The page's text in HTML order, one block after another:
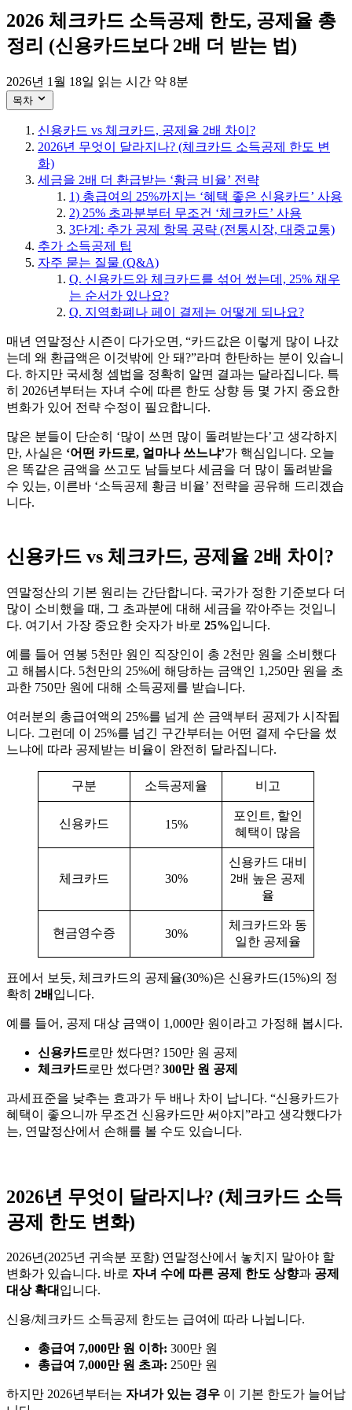
2026 체크카드 소득공제 한도, 공제율 총
정리 (신용카드보다 2배 더 받는 법)
2026년 1월 18일 읽는 시간 약 8분
목차
신용카드 vs 체크카드, 공제율 2배 차이?
2026년 무엇이 달라지나? (체크카드 소득공제 한도 변
화)
세금을 2배 더 환급받는 ‘황금 비율’ 전략
1) 총급여의 25%까지는 ‘혜택 좋은 신용카드’ 사용
2) 25% 초과분부터 무조건 ‘체크카드’ 사용
3단계: 추가 공제 항목 공략 (전통시장, 대중교통)
추가 소득공제 팁
자주 묻는 질물 (Q&A)
Q. 신용카드와 체크카드를 섞어 썼는데, 25% 채우
는 순서가 있나요?
Q. 지역화폐나 페이 결제는 어떻게 되나요?
매년 연말정산 시즌이 다가오면, “카드값은 이렇게 많이 나갔
는데 왜 환급액은 이것밖에 안 돼?”라며 한탄하는 분이 있습니
다. 하지만 국세청 셈법을 정확히 알면 결과는 달라집니다. 특
히 2026년부터는 자녀 수에 따른 한도 상향 등 몇 가지 중요한
변화가 있어 전략 수정이 필요합니다.
많은 분들이 단순히 ‘많이 쓰면 많이 돌려받는다’고 생각하지
만, 사실은 ‘어떤 카드로, 얼마나 쓰느냐’가 핵심입니다. 오늘
은 똑같은 금액을 쓰고도 남들보다 세금을 더 많이 돌려받을
수 있는, 이른바 ‘소득공제 황금 비율’ 전략을 공유해 드리겠습
니다.
신용카드 vs 체크카드, 공제율 2배 차이?
연말정산의 기본 원리는 간단합니다. 국가가 정한 기준보다 더
많이 소비했을 때, 그 초과분에 대해 세금을 깎아주는 것입니
다. 여기서 가장 중요한 숫자가 바로 25%입니다.
예를 들어 연봉 5천만 원인 직장인이 총 2천만 원을 소비했다
고 해봅시다. 5천만의 25%에 해당하는 금액인 1,250만 원을 초
과한 750만 원에 대해 소득공제를 받습니다.
여러분의 총급여액의 25%를 넘게 쓴 금액부터 공제가 시작됩
니다. 그런데 이 25%를 넘긴 구간부터는 어떤 결제 수단을 썼
느냐에 따라 공제받는 비율이 완전히 달라집니다.
구분 소득공제율 비고
신용카드 15%
포인트, 할인
혜택이 많음
체크카드 30%
신용카드 대비
2배 높은 공제
율
현금영수증 30%
체크카드와 동
일한 공제율
표에서 보듯, 체크카드의 공제율(30%)은 신용카드(15%)의 정
확히 2배 입니다.
예를 들어, 공제 대상 금액이 1,000만 원이라고 가정해 봅시다.
신용카드로만 썼다면? 150만 원 공제
체크카드로만 썼다면? 300만 원 공제
과세표준을 낮추는 효과가 두 배나 차이 납니다. “신용카드가
혜택이 좋으니까 무조건 신용카드만 써야지”라고 생각했다가
는, 연말정산에서 손해를 볼 수도 있습니다.
2026년 무엇이 달라지나? (체크카드 소득
공제 한도 변화)
2026년(2025년 귀속분 포함) 연말정산에서 놓치지 말아야 할
변화가 있습니다. 바로 자녀 수에 따른 공제 한도 상향과 공제
대상 확대 입니다.
신용/체크카드 소득공제 한도는 급여에 따라 나뉩니다.
총급여 7,000만 원 이하: 300만 원
총급여 7,000만 원 초과: 250만 원
하지만 2026년부터는 자녀가 있는 경우 이 기본 한도가 늘어납